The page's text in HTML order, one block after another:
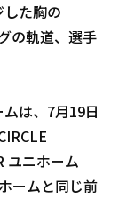
た胸の
の軌道、選手
は、7月19日
ユニホーム
ームと同じ前